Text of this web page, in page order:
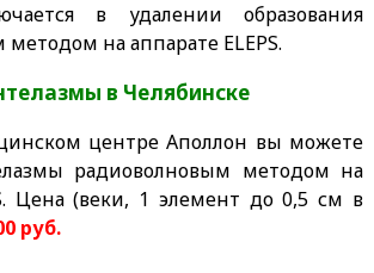
в удалении образования
на аппарате ELEPS.
в Челябинске
центре Аполлон вы можете
радиоволновым методом на
Цена (веки, 1 элемент до 0,5 см в
руб.